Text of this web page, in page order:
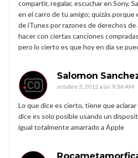
compartir, regalar, escuchar en Sony,
en el carro de tu amigo; quizás porque
de iTunes por razones de derechos
hacer con ciertas canciones
pero lo cierto es que hoy en día se
Salomon
octubre 3, 2012 a las 9:36 AM
Lo que dice es cierto, tiene que
dice es solo posible usando un
igual totalmente amarrado a Apple